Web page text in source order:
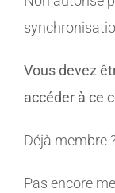
MEMBRES
CONTACT
Vous devez
accéder à ce
Déjà membre
Pas encore